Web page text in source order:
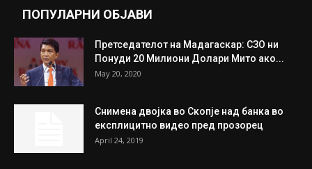
ПОПУЛАРНИ ОБЈАВИ
Претседателот на Мадагаскар: СЗО ни
Понуди 20 Милиони Долари Мито ако...
May 20, 2020
Снимена двојка во Скопје над банка во
експлицитно видео пред прозорец
April 24, 2019